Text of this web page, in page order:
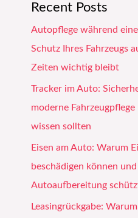
Recent Posts
Autopflege während
Schutz Ihres Fahrzeugs
Zeiten wichtig bleibt
Tracker im Auto:
moderne
wissen sollten
Eisen am Auto: Warum
beschädigen können
Autoaufbereitung
Leasingrückgabe: